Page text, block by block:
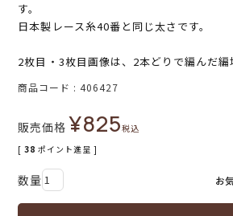
す。
日本製レース糸40番と同じ太さです。
2枚目・3枚目画像は、2本どりで編んだ編
商品コード 406427
販売価格 ¥825税込
[ 38 ポイント進呈 ]
お